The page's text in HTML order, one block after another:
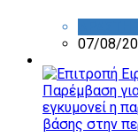
07/08/